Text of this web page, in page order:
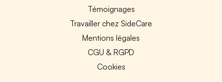
Témoignages
Travailler chez SideCare
Mentions légales
CGU & RGPD
Cookies